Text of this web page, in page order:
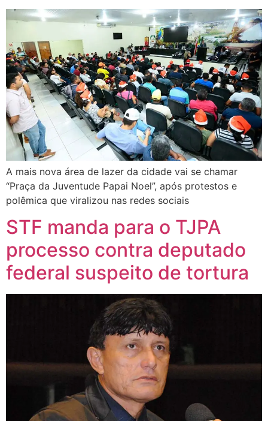
A mais nova área de lazer da cidade vai se chamar
“Praça da Juventude Papai Noel”, após protestos e
polêmica que viralizou nas redes sociais
STF manda para o TJPA
processo contra deputado
federal suspeito de tortura